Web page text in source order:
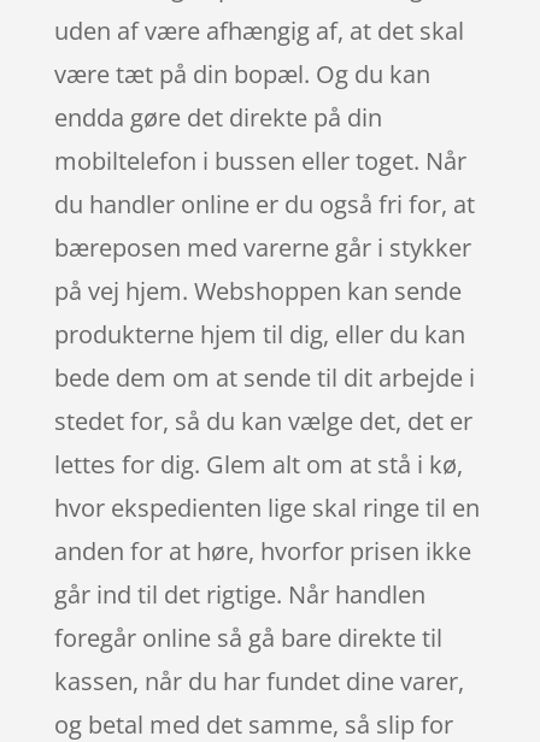
uden af være afhængig af, at det skal
være tæt på din bopæl. Og du kan
endda gøre det direkte på din
mobiltelefon i bussen eller toget. Når
du handler online er du også fri for, at
bæreposen med varerne går i stykker
på vej hjem. Webshoppen kan sende
produkterne hjem til dig, eller du kan
bede dem om at sende til dit arbejde i
stedet for, så du kan vælge det, det er
lettes for dig. Glem alt om at stå i kø,
hvor ekspedienten lige skal ringe til en
anden for at høre, hvorfor prisen ikke
går ind til det rigtige. Når handlen
foregår online så gå bare direkte til
kassen, når du har fundet dine varer,
og betal med det samme, så slip for